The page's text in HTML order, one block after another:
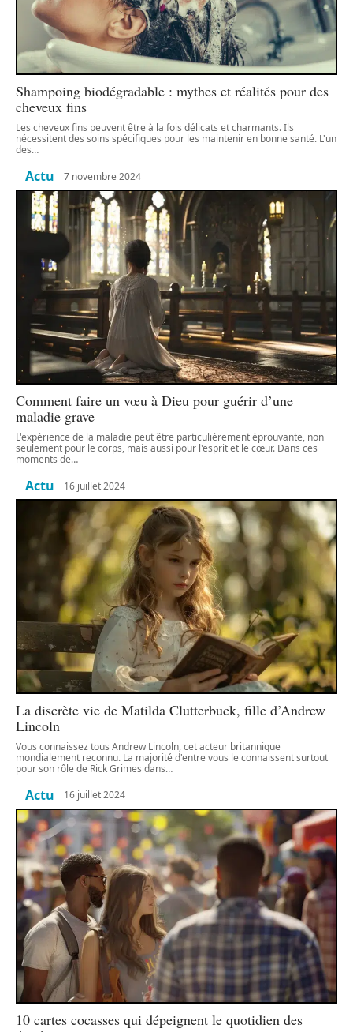
Shampoing biodégradable : mythes et réalités pour des
cheveux fins
Les cheveux fins peuvent être à la fois délicats et charmants. Ils
nécessitent des soins spécifiques pour les maintenir en bonne santé. L'un
des…
Actu 7 novembre 2024
Comment faire un vœu à Dieu pour guérir d’une
maladie grave
L'expérience de la maladie peut être particulièrement éprouvante, non
seulement pour le corps, mais aussi pour l'esprit et le cœur. Dans ces
moments de…
Actu 16 juillet 2024
La discrète vie de Matilda Clutterbuck, fille d’Andrew
Lincoln
Vous connaissez tous Andrew Lincoln, cet acteur britannique
mondialement reconnu. La majorité d'entre vous le connaissent surtout
pour son rôle de Rick Grimes dans…
Actu 16 juillet 2024
10 cartes cocasses qui dépeignent le quotidien des